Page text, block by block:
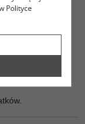
subwoofery.
z upływem
Polityce